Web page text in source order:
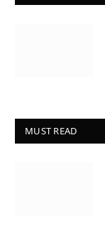
MUST READ